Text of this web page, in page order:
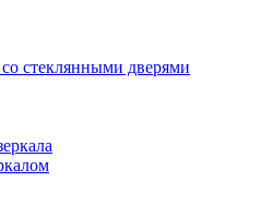
стеклянными дверями